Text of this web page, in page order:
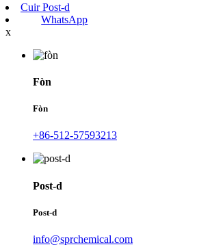
Cuir Post-d
WhatsApp
x
Fòn
Fòn
+86-512-57593213
Post-d
Post-d
info@sprchemical.com